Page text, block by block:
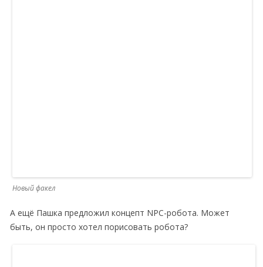
Новый факел
А ещё Пашка предложил концепт NPC-робота. Может
быть, он просто хотел порисовать робота?